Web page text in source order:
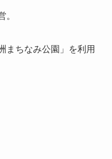
。
まちなみ公園」を利用